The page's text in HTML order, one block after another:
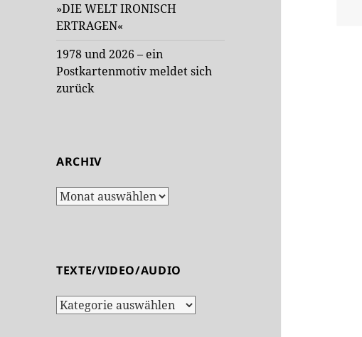
»DIE WELT IRONISCH
ERTRAGEN«
1978 und 2026 – ein
Postkartenmotiv meldet sich
zurück
ARCHIV
Archiv
TEXTE/VIDEO/AUDIO
Texte/Video/Audio